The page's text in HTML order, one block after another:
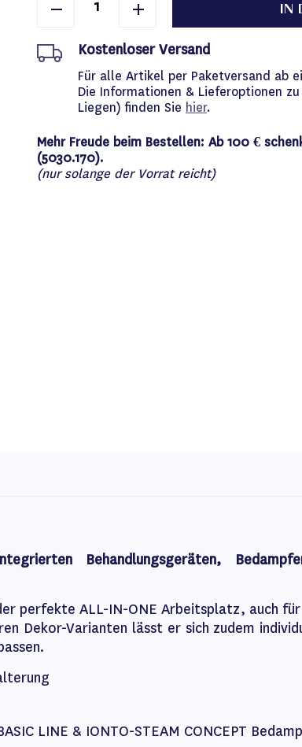
IN
Kostenloser Versand
Für alle Artikel per Paketversand ab
Die Informationen & Lieferoptionen
Liegen) finden Sie hier.
Mehr Freude beim Bestellen: Ab 100 €
(5030.170).
(nur solange der Vorrat reicht)
Behandlungsgeräten,
perfekte ALL-IN-ONE Arbeitsplatz, auch
Dekor-Varianten lässt er sich zudem
LINE & IONTO-STEAM CONCEPT